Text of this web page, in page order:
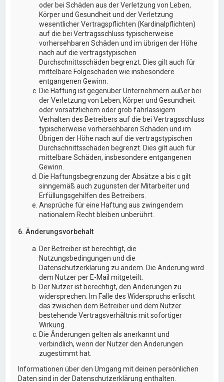
oder bei Schäden aus der Verletzung von Leben,
Körper und Gesundheit und der Verletzung
wesentlicher Vertragspflichten (Kardinalpflichten)
auf die bei Vertragsschluss typischerweise
vorhersehbaren Schäden und im übrigen der Höhe
nach auf die vertragstypischen
Durchschnittsschäden begrenzt. Dies gilt auch für
mittelbare Folgeschäden wie insbesondere
entgangenen Gewinn.
Die Haftung ist gegenüber Unternehmern außer bei
der Verletzung von Leben, Körper und Gesundheit
oder vorsätzlichem oder grob fahrlässigem
Verhalten des Betreibers auf die bei Vertragsschluss
typischerweise vorhersehbaren Schäden und im
Übrigen der Höhe nach auf die vertragstypischen
Durchschnittsschäden begrenzt. Dies gilt auch für
mittelbare Schäden, insbesondere entgangenen
Gewinn.
Die Haftungsbegrenzung der Absätze a bis c gilt
sinngemäß auch zugunsten der Mitarbeiter und
Erfüllungsgehilfen des Betreibers.
Ansprüche für eine Haftung aus zwingendem
nationalem Recht bleiben unberührt.
6. Änderungsvorbehalt
Der Betreiber ist berechtigt, die
Nutzungsbedingungen und die
Datenschutzerklärung zu ändern. Die Änderung wird
dem Nutzer per E-Mail mitgeteilt.
Der Nutzer ist berechtigt, den Änderungen zu
widersprechen. Im Falle des Widerspruchs erlischt
das zwischen dem Betreiber und dem Nutzer
bestehende Vertragsverhältnis mit sofortiger
Wirkung.
Die Änderungen gelten als anerkannt und
verbindlich, wenn der Nutzer den Änderungen
zugestimmt hat.
Informationen über den Umgang mit deinen persönlichen
Daten sind in der Datenschutzerklärung enthalten.